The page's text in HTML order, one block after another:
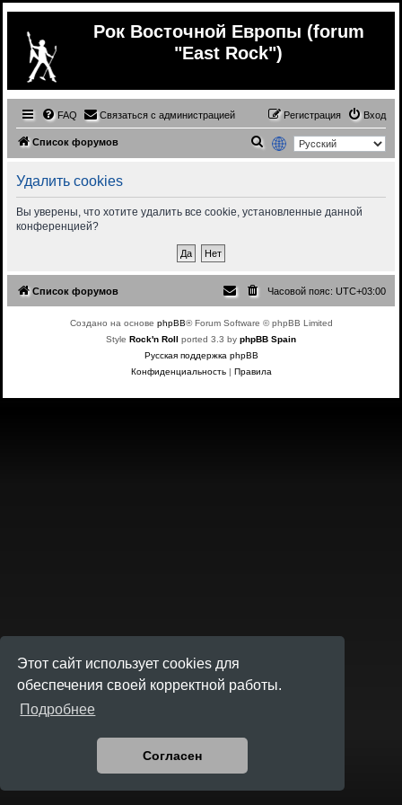
Этот сайт использует cookies для
обеспечения своей корректной работы.
Подробнее
Согласен
Рок Восточной Европы (forum
"East Rock")
FAQ Связаться с администрацией Вход
Регистрация
Список форумов
Удалить cookies
Вы уверены, что хотите удалить все cookie, установленные данной
конференцией?
Список форумов Часовой пояс: UTC+03:00
Создано на основе phpBB® Forum Software © phpBB Limited
Style Rock'n Roll ported 3.3 by phpBB Spain
Русская поддержка phpBB
Конфиденциальность| Правила